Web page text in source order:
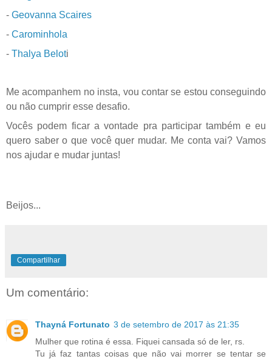
- Geovanna Scaires
- Carominhola
- Thalya Beloti
Me acompanhem no insta, vou contar se estou conseguindo
ou não cumprir esse desafio.
Vocês podem ficar a vontade pra participar também e eu
quero saber o que você quer mudar. Me conta vai? Vamos
nos ajudar e mudar juntas!
Beijos...
Compartilhar
Um comentário:
Thayná Fortunato 3 de setembro de 2017 às 21:35
Mulher que rotina é essa. Fiquei cansada só de ler, rs.
Tu já faz tantas coisas que não vai morrer se tentar se